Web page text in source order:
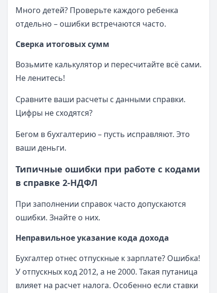
Много детей? Проверьте каждого ребенка
отдельно – ошибки встречаются часто.
Сверка итоговых сумм
Возьмите калькулятор и пересчитайте всё сами.
Не ленитесь!
Сравните ваши расчеты с данными справки.
Цифры не сходятся?
Бегом в бухгалтерию – пусть исправляют. Это
ваши деньги.
Типичные ошибки при работе с кодами
в справке 2-НДФЛ
При заполнении справок часто допускаются
ошибки. Знайте о них.
Неправильное указание кода дохода
Бухгалтер отнес отпускные к зарплате? Ошибка!
У отпускных код 2012, а не 2000. Такая путаница
влияет на расчет налога. Особенно если ставки